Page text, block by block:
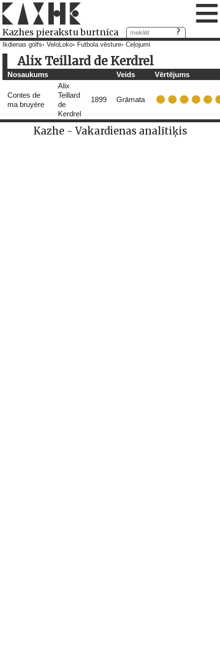
Kazhes pierakstu burtnīca ≡
Ikdienas golfs VeloLoko Futbola vēsture Ceļojumi
Alix Teillard de Kerdrel
Nosaukums Veids Vērtējums
Contes de
ma bruyère
Alix
Teillard
de
Kerdrel
1899 Grāmata
Kazhe - Vakardienas analītiķis